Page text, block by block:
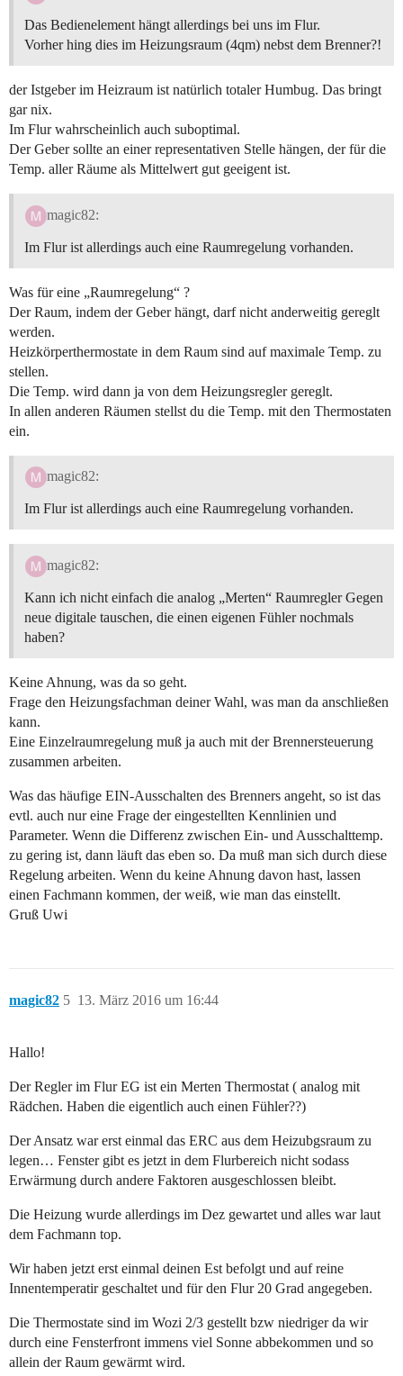
Das Bedienelement hängt allerdings bei uns im Flur.
Vorher hing dies im Heizungsraum (4qm) nebst dem Brenner?!
der Istgeber im Heizraum ist natürlich totaler Humbug. Das bringt
gar nix.
Im Flur wahrscheinlich auch suboptimal.
Der Geber sollte an einer representativen Stelle hängen, der für die
Temp. aller Räume als Mittelwert gut geeigent ist.
magic82:
Im Flur ist allerdings auch eine Raumregelung vorhanden.
Was für eine „Raumregelung“ ?
Der Raum, indem der Geber hängt, darf nicht anderweitig gereglt
werden.
Heizkörperthermostate in dem Raum sind auf maximale Temp. zu
stellen.
Die Temp. wird dann ja von dem Heizungsregler gereglt.
In allen anderen Räumen stellst du die Temp. mit den Thermostaten
ein.
magic82:
Im Flur ist allerdings auch eine Raumregelung vorhanden.
magic82:
Kann ich nicht einfach die analog „Merten“ Raumregler Gegen
neue digitale tauschen, die einen eigenen Fühler nochmals
haben?
Keine Ahnung, was da so geht.
Frage den Heizungsfachman deiner Wahl, was man da anschließen
kann.
Eine Einzelraumregelung muß ja auch mit der Brennersteuerung
zusammen arbeiten.
Was das häufige EIN-Ausschalten des Brenners angeht, so ist das
evtl. auch nur eine Frage der eingestellten Kennlinien und
Parameter. Wenn die Differenz zwischen Ein- und Ausschalttemp.
zu gering ist, dann läuft das eben so. Da muß man sich durch diese
Regelung arbeiten. Wenn du keine Ahnung davon hast, lassen
einen Fachmann kommen, der weiß, wie man das einstellt.
Gruß Uwi
magic82 13. März 2016 um 16:44
5
Hallo!
Der Regler im Flur EG ist ein Merten Thermostat ( analog mit
Rädchen. Haben die eigentlich auch einen Fühler??)
Der Ansatz war erst einmal das ERC aus dem Heizubgsraum zu
legen… Fenster gibt es jetzt in dem Flurbereich nicht sodass
Erwärmung durch andere Faktoren ausgeschlossen bleibt.
Die Heizung wurde allerdings im Dez gewartet und alles war laut
dem Fachmann top.
Wir haben jetzt erst einmal deinen Est befolgt und auf reine
Innentemperatir geschaltet und für den Flur 20 Grad angegeben.
Die Thermostate sind im Wozi 2/3 gestellt bzw niedriger da wir
durch eine Fensterfront immens viel Sonne abbekommen und so
allein der Raum gewärmt wird.